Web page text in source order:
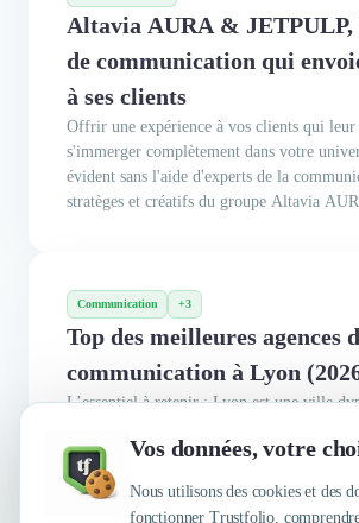
Vos données, votre
Nous utilisons des cookies et des
fonctionner Trustfolio,
Altavia AURA & JETPULP,
de communication qui
à ses clients
Offrir une expérience à vos clients qui leur
s'immerger complètement dans votre
évident sans l'aide d'experts de la
stratèges et créatifs du groupe Altavia
Communication +3
Top des meilleures agences
communication à Lyon
L’essentiel à retenir : Lyon est une ville
vous présente les meilleures agences de
la région en 2026, sélectionnées pour leur
réputation.